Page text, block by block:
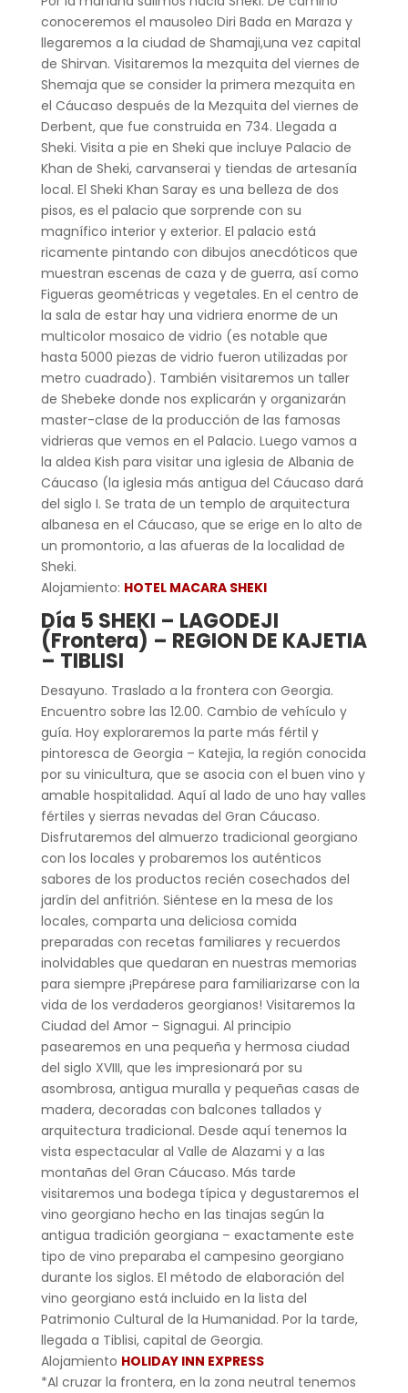
conoceremos el mausoleo Diri Bada en Maraza y
llegaremos a la ciudad de Shamaji,una vez capital
de Shirvan. Visitaremos la mezquita del viernes de
Shemaja que se consider la primera mezquita en
el Cáucaso después de la Mezquita del viernes de
Derbent, que fue construida en 734. Llegada a
Sheki. Visita a pie en Sheki que incluye Palacio de
Khan de Sheki, carvanserai y tiendas de artesanía
local. El Sheki Khan Saray es una belleza de dos
pisos, es el palacio que sorprende con su
magnífico interior y exterior. El palacio está
ricamente pintando con dibujos anecdóticos que
muestran escenas de caza y de guerra, así como
Figueras geométricas y vegetales. En el centro de
la sala de estar hay una vidriera enorme de un
multicolor mosaico de vidrio (es notable que
hasta 5000 piezas de vidrio fueron utilizadas por
metro cuadrado). También visitaremos un taller
de Shebeke donde nos explicarán y organizarán
master-clase de la producción de las famosas
vidrieras que vemos en el Palacio. Luego vamos a
la aldea Kish para visitar una iglesia de Albania de
Cáucaso (la iglesia más antigua del Cáucaso dará
del siglo I. Se trata de un templo de arquitectura
albanesa en el Cáucaso, que se erige en lo alto de
un promontorio, a las afueras de la localidad de
Sheki.
Alojamiento: HOTEL MACARA SHEKI
Día 5 SHEKI – LAGODEJI
(Frontera) – REGION DE KAJETIA
– TIBLISI
Desayuno. Traslado a la frontera con Georgia.
Encuentro sobre las 12.00. Cambio de vehículo y
guía. Hoy exploraremos la parte más fértil y
pintoresca de Georgia – Katejia, la región conocida
por su vinicultura, que se asocia con el buen vino y
amable hospitalidad. Aquí al lado de uno hay valles
fértiles y sierras nevadas del Gran Cáucaso.
Disfrutaremos del almuerzo tradicional georgiano
con los locales y probaremos los auténticos
sabores de los productos recién cosechados del
jardín del anfitrión. Siéntese en la mesa de los
locales, comparta una deliciosa comida
preparadas con recetas familiares y recuerdos
inolvidables que quedaran en nuestras memorias
para siempre ¡Prepárese para familiarizarse con la
vida de los verdaderos georgianos! Visitaremos la
Ciudad del Amor – Signagui. Al principio
pasearemos en una pequeña y hermosa ciudad
del siglo XVIII, que les impresionará por su
asombrosa, antigua muralla y pequeñas casas de
madera, decoradas con balcones tallados y
arquitectura tradicional. Desde aquí tenemos la
vista espectacular al Valle de Alazami y a las
montañas del Gran Cáucaso. Más tarde
visitaremos una bodega típica y degustaremos el
vino georgiano hecho en las tinajas según la
antigua tradición georgiana – exactamente este
tipo de vino preparaba el campesino georgiano
durante los siglos. El método de elaboración del
vino georgiano está incluido en la lista del
Patrimonio Cultural de la Humanidad. Por la tarde,
llegada a Tiblisi, capital de Georgia.
Alojamiento HOLIDAY INN EXPRESS
*Al cruzar la frontera, en la zona neutral tenemos